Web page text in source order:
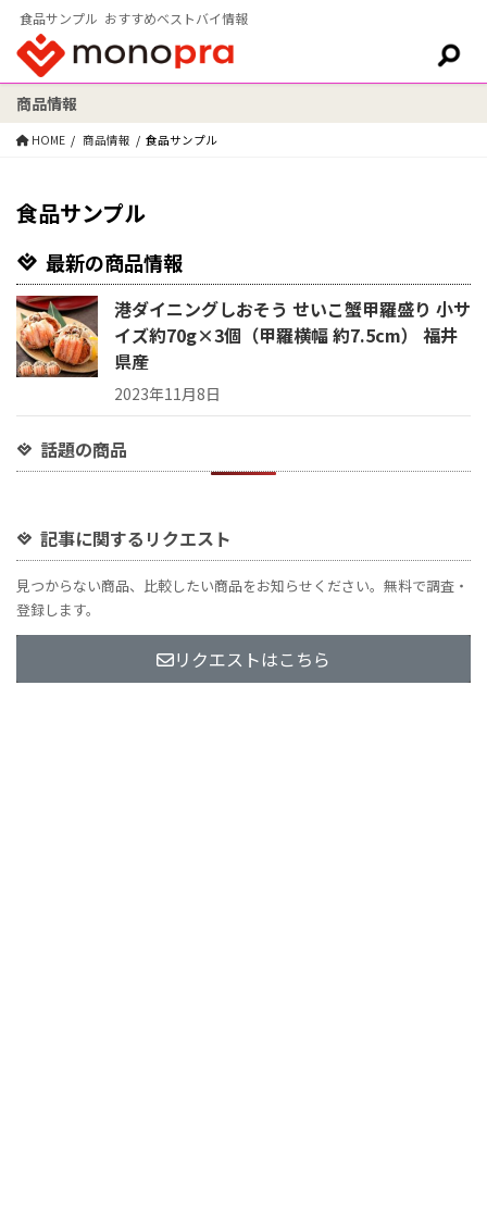
食品サンプル おすすめベストバイ情報
検索:
商品情報
HOME 商品情報 食品サンプル
食品サンプル
最新の商品情報
港ダイニングしおそう せいこ蟹甲羅盛り 小サ
イズ約70g×3個（甲羅横幅 約7.5cm） 福井
県産
2023年11月8日
話題の商品
記事に関するリクエスト
見つからない商品、比較したい商品をお知らせください。無料で調査・
登録します。
リクエストはこちら